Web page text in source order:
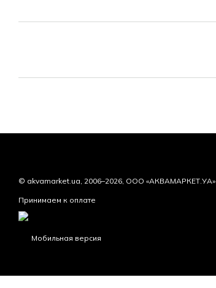
© akvamarket.ua, 2006–2026, ООО «АКВАМАРКЕТ.УА»
Принимаем к оплате
Мобильная версия